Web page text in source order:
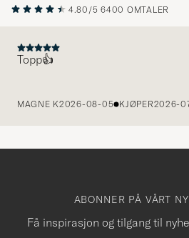
4.80/5 6400 OMTALER
Topp👍
MAGNE K2026-08-05 KJØPER2026-
ABONNER PÅ VÅRT
Få inspirasjon og tilgang til